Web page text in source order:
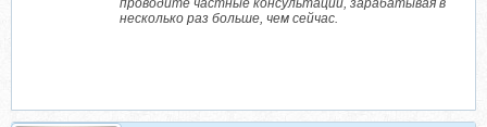
проводите частные консультации, зарабатывая в
несколько раз больше, чем сейчас.